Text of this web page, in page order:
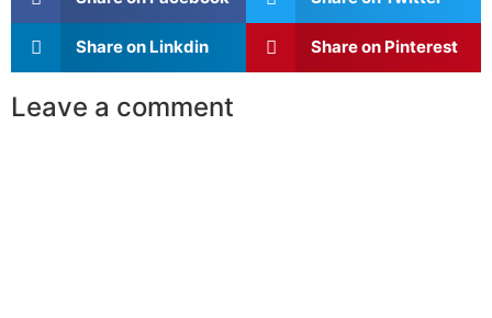
Share on Linkdin Share on Pinterest
Leave a comment